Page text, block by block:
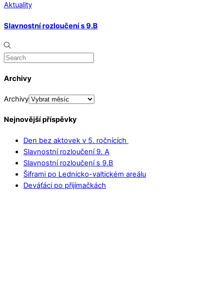
Aktuality
Slavnostní rozloučení s 9.B
Archivy
Archivy
Nejnovější příspěvky
Den bez aktovek v 5. ročnících
Slavnostní rozloučení 9. A
Slavnostní rozloučení s 9.B
Šiframi po Lednicko-valtickém areálu
Deváťáci po přijímačkách